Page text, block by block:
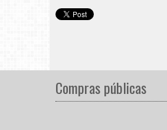
Compras públicas